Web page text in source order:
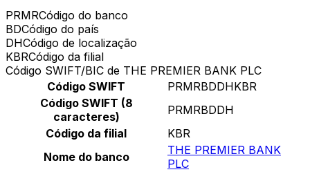
PRMRCódigo do banco
BDCódigo do país
DHCódigo de localização
KBRCódigo da filial
Código SWIFT/BIC de THE PREMIER BANK PLC
Código SWIFT
PRMRBDDHKBR
Código SWIFT (8
caracteres)
PRMRBDDH
Código da filial
KBR
Nome do banco
THE PREMIER BANK
PLC